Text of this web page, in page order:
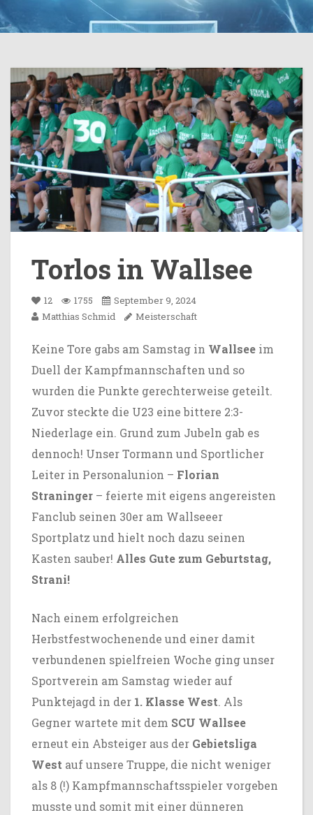
Torlos in Wallsee
12 1755
September 9, 2024
Matthias Schmid
Meisterschaft
Keine Tore gabs am Samstag in Wallsee im
Duell der Kampfmannschaften und so
wurden die Punkte gerechterweise geteilt.
Zuvor steckte die U23 eine bittere 2:3-
Niederlage ein. Grund zum Jubeln gab es
dennoch! Unser Tormann und Sportlicher
Leiter in Personalunion – Florian
Straninger – feierte mit eigens angereisten
Fanclub seinen 30er am Wallseeer
Sportplatz und hielt noch dazu seinen
Kasten sauber! Alles Gute zum Geburtstag,
Strani!
Nach einem erfolgreichen
Herbstfestwochenende und einer damit
verbundenen spielfreien Woche ging unser
Sportverein am Samstag wieder auf
Punktejagd in der 1. Klasse West. Als
Gegner wartete mit dem SCU Wallsee
erneut ein Absteiger aus der Gebietsliga
West auf unsere Truppe, die nicht weniger
als 8 (!) Kampfmannschaftsspieler vorgeben
musste und somit mit einer dünneren